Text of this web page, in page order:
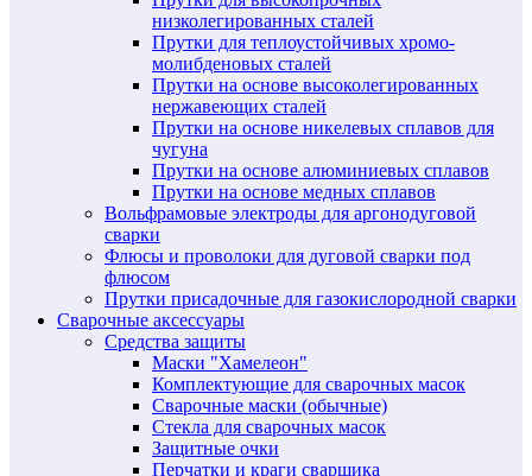
низколегированных сталей
Прутки для теплоустойчивых хромо-
молибденовых сталей
Прутки на основе высоколегированных
нержавеющих сталей
Прутки на основе никелевых сплавов для
чугуна
Прутки на основе алюминиевых сплавов
Прутки на основе медных сплавов
Вольфрамовые электроды для аргонодуговой
сварки
Флюсы и проволоки для дуговой сварки под
флюсом
Прутки присадочные для газокислородной сварки
Сварочные аксессуары
Средства защиты
Маски "Хамелеон"
Комплектующие для сварочных масок
Сварочные маски (обычные)
Стекла для сварочных масок
Защитные очки
Перчатки и краги сварщика